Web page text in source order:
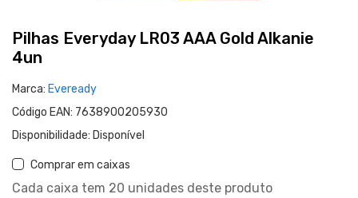
Pilhas Everyday LR03 AAA Gold Alkanie
4un
Marca: Eveready
Código EAN: 7638900205930
Disponibilidade: Disponível
Comprar em caixas
Cada caixa tem 20 unidades deste produto